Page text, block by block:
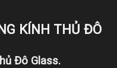
KÍNH THỦ ĐÔ
Đô Glass.